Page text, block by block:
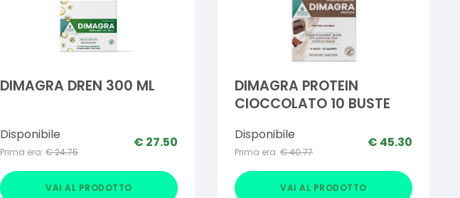
DIMAGRA DREN 300 ML
Disponibile
Prima era: €24.75
€ 27.50
VAI AL PRODOTTO
DIMAGRA PROTEIN
CIOCCOLATO 10 BUSTE
Disponibile
Prima era: €40.77
€ 45.30
VAI AL PRODOTTO